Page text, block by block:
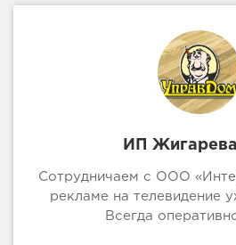
ИП
Сотрудничаем с ООО
рекламе на телевидение
Всегда